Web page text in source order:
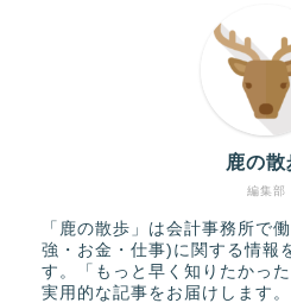
編集部
鹿の散
「鹿の散歩」は会計事務所で
強・お金・仕事)に関する情報
す。「もっと早く知りたかっ
実用的な記事をお届けします。